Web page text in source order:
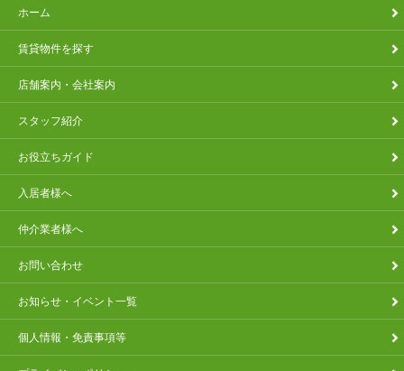
ホーム
賃貸物件を探す
店舗案内・会社案内
スタッフ紹介
お役立ちガイド
入居者様へ
仲介業者様へ
お問い合わせ
お知らせ・イベント一覧
個人情報・免責事項等